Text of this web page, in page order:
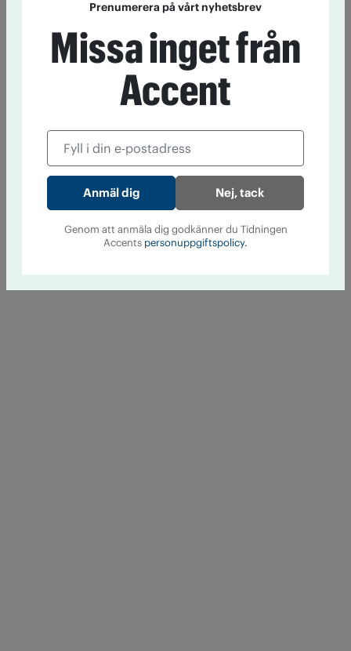
Prenumerera på vårt nyhetsbrev
Missa inget från
Accent
Nej, tack
Genom att anmäla dig godkänner du Tidningen
Accents personuppgiftspolicy.